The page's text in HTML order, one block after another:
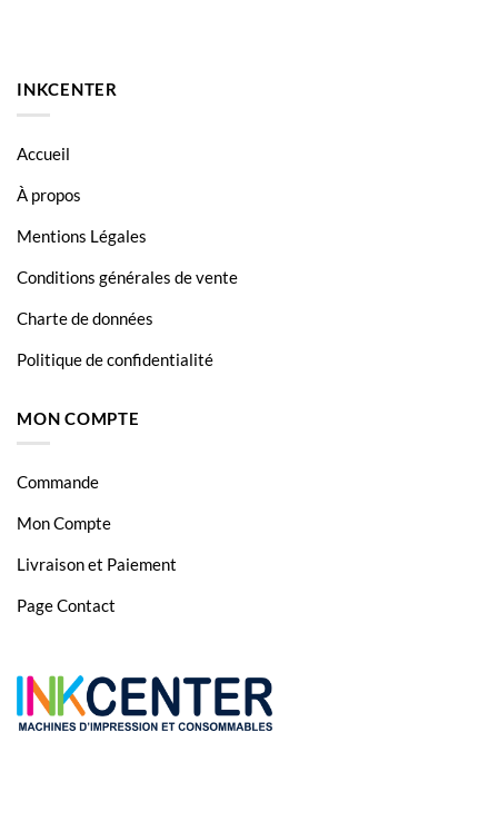
HP OfficeJet 4622
HP PhotoSmart
HP PhotoSmart 5510
HP PhotoSmart 5514 e All in One
HP PhotoSmart 5524
HP PhotoSmart 6525 e-All-in-One
HP PhotoSmart 7510
HP PhotoSmart 7510E
HP PhotoSmart B 209 A
HP PhotoSmart B 210
INKCENTER
Accueil
À propos
Mentions Légales
Conditions générales de vente
Charte de données
Politique de confidentialité
MON COMPTE
Commande
Mon Compte
Livraison et Paiement
Page Contact